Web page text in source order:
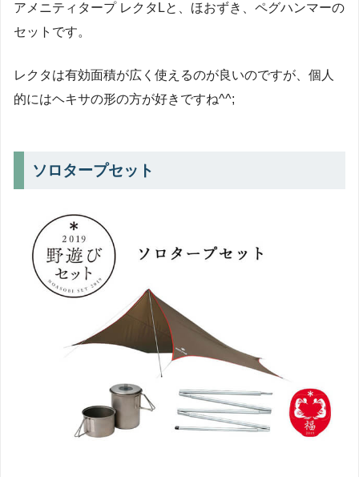
アメニティタープ レクタLと、ほおずき、ペグハンマーの
セットです。
レクタは有効面積が広く使えるのが良いのですが、個人
的にはヘキサの形の方が好きですね^^;
ソロタープセット